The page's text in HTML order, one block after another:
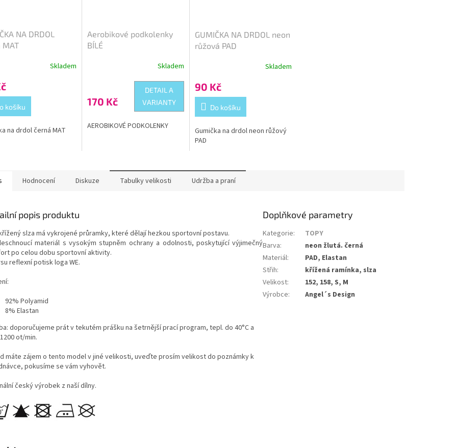
NA DRDOL
MAT
Skladem
košíku
na drdol černá MAT
Aerobikové podkolenky
BÍLÉ
je
5,0
5
Skladem
170 Kč
DETAIL A
VARIANTY
AEROBIKOVÉ PODKOLENKY
GUMIČKA NA DRDOL neon
růžová PAD
Skladem
90 Kč
Do košíku
Gumička na drdol neon růžový
PAD
Hodnocení Diskuze Tabulky velikosti Udržba a praní
popis produktu
slza má vykrojené průramky, které dělají hezkou sportovní postavu.
materiál s vysokým stupněm ochrany a odolnosti, poskytující výjimečný
po celou dobu sportovní aktivity.
reflexní potisk loga WE.
92% Polyamid
8% Elastan
doporučujeme prát v tekutém prášku na šetrnější prací program, tepl. do 40°C a
ot/min.
máte zájem o tento model v jiné velikosti, uveďte prosím velikost do poznámky k
pokusíme se vám vyhovět.
český výrobek z naší dílny.
Doplňkové parametry
Kategorie:
TOPY
Barva:
neon žlutá. černá
Materiál:
PAD, Elastan
Střih:
křížená ramínka, slza
Velikost:
152, 158, S, M
Výrobce: Angel´s Design